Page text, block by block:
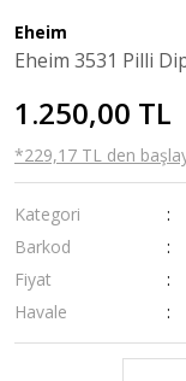
Eheim
Eheim 3531 Pilli
1.250,00 TL
*229,17 TL den
Kategori
Barkod
Fiyat
Havale